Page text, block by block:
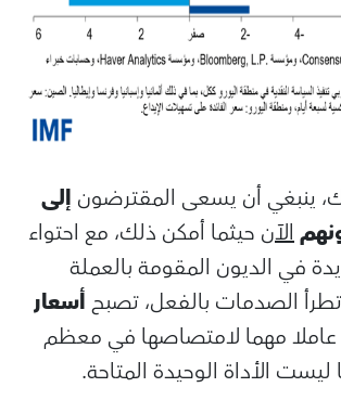
ينبغي أن يسعى المقترضون إلى
الآن حيثما أمكن ذلك، مع احتواء
في الديون المقومة بالعملة
تطرأ الصدمات بالفعل، تصبحأسعار
عاملا مهما لامتصاصها في معظم
ليست الأداة الوحيدة المتاحة.